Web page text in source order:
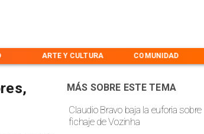
ARTE Y CULTURA COMUNIDAD
Claudio Bravo baja la euforia sobre
fichaje de Vozinha
MÁS SOBRE ESTE TEMA